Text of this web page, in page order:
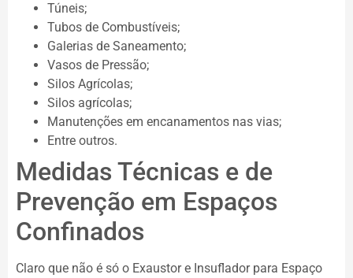
Túneis;
Tubos de Combustíveis;
Galerias de Saneamento;
Vasos de Pressão;
Silos Agrícolas;
Silos agrícolas;
Manutenções em encanamentos nas vias;
Entre outros.
Medidas Técnicas e de
Prevenção em Espaços
Confinados
Claro que não é só o Exaustor e Insuflador para Espaço